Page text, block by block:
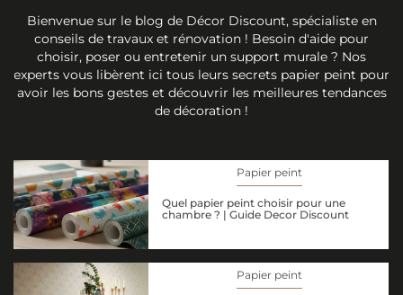
Bienvenue sur le blog de Décor Discount, spécialiste en
conseils de travaux et rénovation ! Besoin d'aide pour
choisir, poser ou entretenir un support murale ? Nos
experts vous libèrent ici tous leurs secrets papier peint pour
avoir les bons gestes et découvrir les meilleures tendances
de décoration !
Papier peint
Quel papier peint choisir pour une
chambre ? | Guide Decor Discount
Papier peint